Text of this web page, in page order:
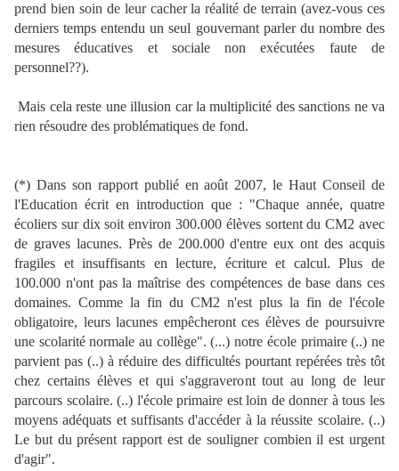
prend bien soin de leur cacher la réalité de terrain (avez-vous ces
derniers temps entendu un seul gouvernant parler du nombre des
mesures éducatives et sociale non exécutées faute de
personnel??).
Mais cela reste une illusion car la multiplicité des sanctions ne va
rien résoudre des problématiques de fond.
(*) Dans son rapport publié en août 2007, le Haut Conseil de
l'Education écrit en introduction que : "Chaque année, quatre
écoliers sur dix soit environ 300.000 élèves sortent du CM2 avec
de graves lacunes. Près de 200.000 d'entre eux ont des acquis
fragiles et insuffisants en lecture, écriture et calcul. Plus de
100.000 n'ont pas la maîtrise des compétences de base dans ces
domaines. Comme la fin du CM2 n'est plus la fin de l'école
obligatoire, leurs lacunes empêcheront ces élèves de poursuivre
une scolarité normale au collège". (...) notre école primaire (..) ne
parvient pas (..) à réduire des difficultés pourtant repérées très tôt
chez certains élèves et qui s'aggraveront tout au long de leur
parcours scolaire. (..) l'école primaire est loin de donner à tous les
moyens adéquats et suffisants d'accéder à la réussite scolaire. (..)
Le but du présent rapport est de souligner combien il est urgent
d'agir".